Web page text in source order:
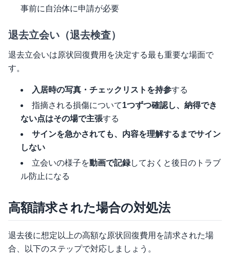
事前に自治体に申請が必要
退去立会い（退去検査）
退去立会いは原状回復費用を決定する最も重要な場面で
す。
入居時の写真・チェックリストを持参する
指摘される損傷について1つずつ確認し、納得でき
ない点はその場で主張する
サインを急かされても、内容を理解するまでサイン
しない
立会いの様子を動画で記録しておくと後日のトラブ
ル防止になる
高額請求された場合の対処法
退去後に想定以上の高額な原状回復費用を請求された場
合、以下のステップで対応しましょう。